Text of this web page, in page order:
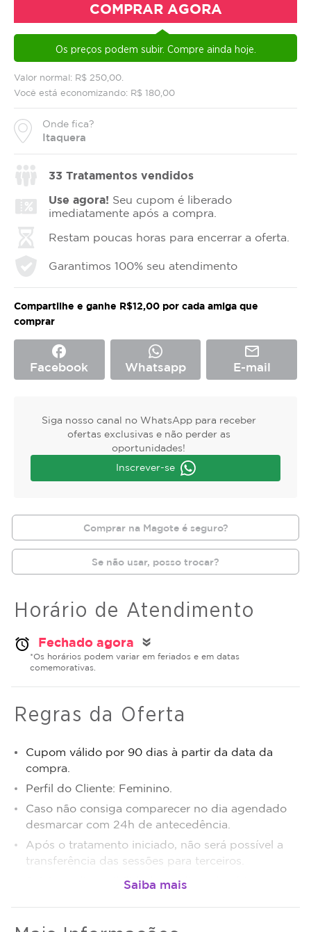
Valor normal: R$ 250,00.
Você está economizando: R$ 180,00
Onde fica?
Itaquera
COMPRAR AGORA
Os preços podem subir. Compre ainda hoje.
33 Tratamentos vendidos
Use agora! Seu cupom é liberado
imediatamente após a compra.
Restam poucas horas para encerrar a oferta.
Garantimos 100% seu atendimento
Compartilhe e ganhe R$12,00 por cada amiga que
comprar
facebook
Facebook Whatsapp
mail_outline
E-mail
Siga nosso canal no WhatsApp para receber
ofertas exclusivas e não perder as
oportunidades!
Inscrever-se
Comprar na Magote é seguro?
Se não usar, posso trocar?
Horário de Atendimento
alarm Fechado agora double_arrow
*Os horários podem variar em feriados e em datas
comemorativas.
Regras da Oferta
Cupom válido por 90 dias à partir da data da
compra.
Perfil do Cliente: Feminino.
Caso não consiga comparecer no dia agendado
desmarcar com 24h de antecedência.
Após o tratamento iniciado, não será possível a
transferência das sessões para terceiros.
Sujeito a disponibilidade de dias e horários.